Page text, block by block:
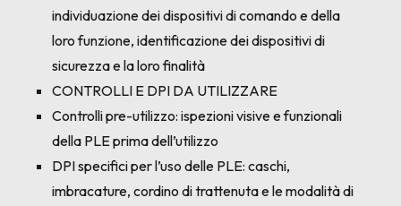
individuazione dei dispositivi di comando e della
loro funzione, identificazione dei dispositivi di
sicurezza e la loro finalità
CONTROLLI E DPI DA UTILIZZARE
Controlli pre-utilizzo: ispezioni visive e funzionali
della PLE prima dell’utilizzo
DPI specifici per l’uso delle PLE: caschi,
imbracature, cordino di trattenuta e le modalità di